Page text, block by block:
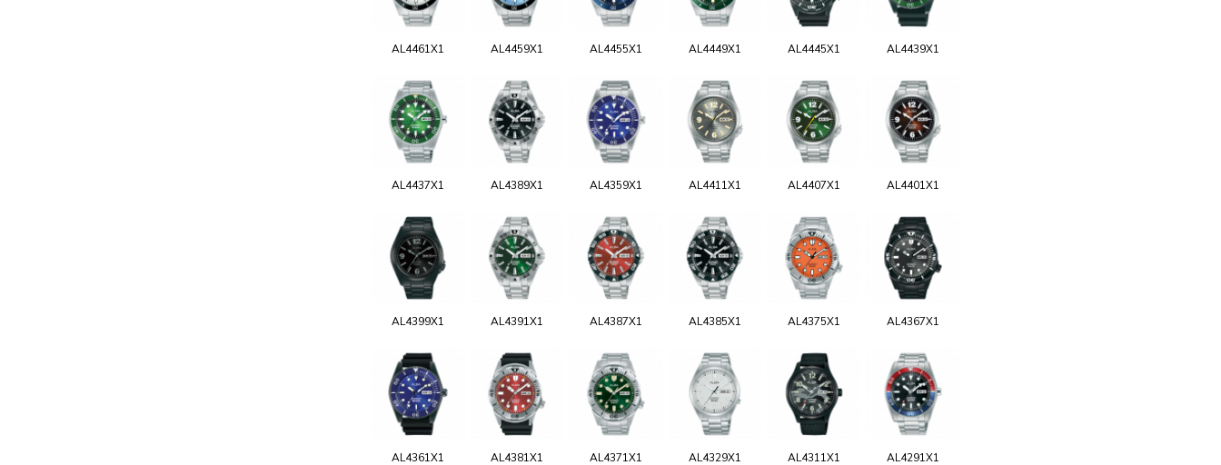
AL4461X1 AL4459X1 AL4455X1 AL4449X1 AL4445X1 AL4439X1
AL4437X1 AL4389X1 AL4359X1 AL4411X1 AL4407X1 AL4401X1
AL4399X1 AL4391X1 AL4387X1 AL4385X1 AL4375X1 AL4367X1
AL4361X1 AL4381X1 AL4371X1 AL4329X1 AL4311X1 AL4291X1